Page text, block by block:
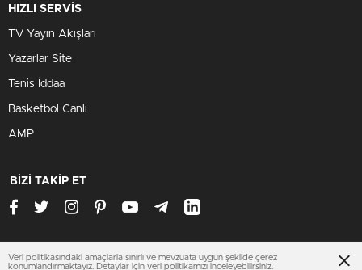
HIZLI SERVİS
TV Yayın Akışları
Yazarlar Site
Tenis İddaa
Basketbol Canlı
AMP
BİZİ TAKİP ET
www.ankarahastabakici.org
Veri politikasındaki amaçlarla sınırlı ve mevzuata uygun şekilde çerez
konumlandırmaktayız. Detaylar için veri politikamızı inceleyebilirsiniz.